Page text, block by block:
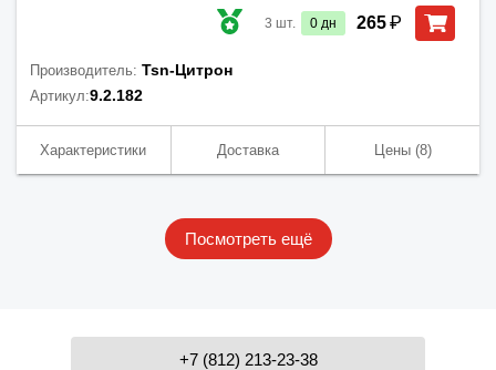
3 шт. 0 дн 265₽
Производитель: Tsn-Цитрон
Артикул:9.2.182
Характеристики Доставка Цены(8)
Посмотреть ещё
+7 (812) 213-23-38